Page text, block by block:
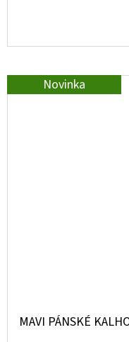
Novinka
MAVI PÁNSKÉ